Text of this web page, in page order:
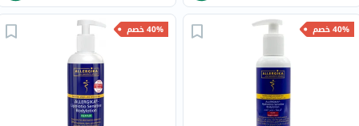
40% خصم 40% خصم